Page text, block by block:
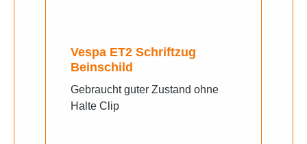
Vespa ET2 Schriftzug
Beinschild
Gebraucht guter Zustand ohne
Halte Clip